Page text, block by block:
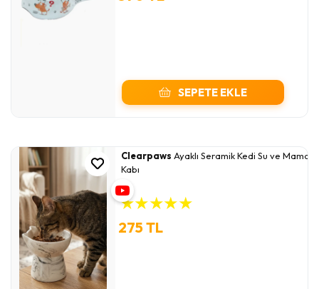
SEPETE EKLE
Clearpaws Ayaklı Seramik Kedi Su ve Mama
Kabı
★★★★★
275 TL